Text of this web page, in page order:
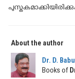
About the author
Dr. D.
Books of